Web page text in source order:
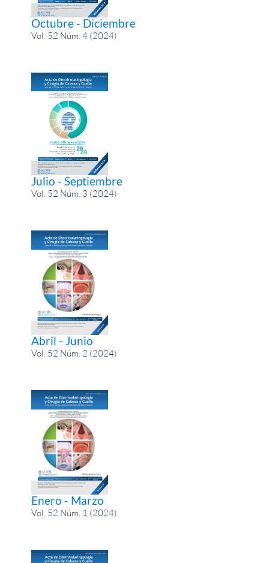
Octubre - Diciembre
Vol. 52 Núm. 4 (2024)
Julio - Septiembre
Vol. 52 Núm. 3 (2024)
Abril - Junio
Vol. 52 Núm. 2 (2024)
Enero - Marzo
Vol. 52 Núm. 1 (2024)